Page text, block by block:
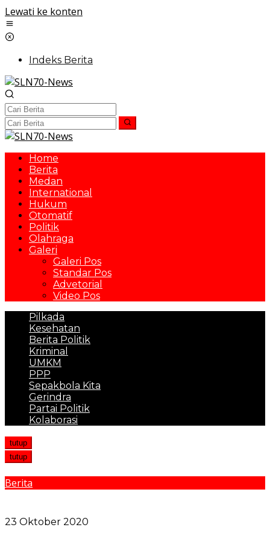
Lewati ke konten
Indeks Berita
Home
Berita
Medan
International
Hukum
Otomatif
Politik
Olahraga
Galeri
Galeri Pos
Standar Pos
Advetorial
Video Pos
Pilkada
Kesehatan
Berita Politik
Kriminal
UMKM
PPP
Sepakbola Kita
Gerindra
Partai Politik
Kolaborasi
tutup
tutup
Berita
23 Oktober 2020